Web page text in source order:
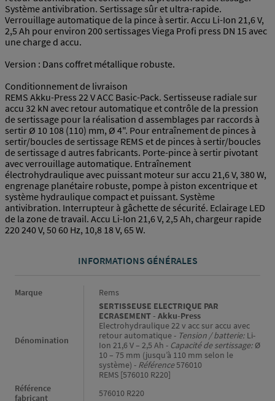
Système antivibration. Sertissage sûr et ultra-rapide.
Verrouillage automatique de la pince à sertir. Accu Li-Ion 21,6 V,
2,5 Ah pour environ 200 sertissages Viega Profi press DN 15 avec
une charge d accu.
Version : Dans coffret métallique robuste.
Conditionnement de livraison
REMS Akku-Press 22 V ACC Basic-Pack. Sertisseuse radiale sur
accu 32 kN avec retour automatique et contrôle de la pression
de sertissage pour la réalisation d assemblages par raccords à
sertir Ø 10 108 (110) mm, Ø 4". Pour entraînement de pinces à
sertir/boucles de sertissage REMS et de pinces à sertir/boucles
de sertissage d autres fabricants. Porte-pince à sertir pivotant
avec verrouillage automatique. Entraînement
électrohydraulique avec puissant moteur sur accu 21,6 V, 380 W,
engrenage planétaire robuste, pompe à piston excentrique et
système hydraulique compact et puissant. Système
antivibration. Interrupteur à gâchette de sécurité. Eclairage LED
de la zone de travail. Accu Li-Ion 21,6 V, 2,5 Ah, chargeur rapide
220 240 V, 50 60 Hz, 10,8 18 V, 65 W.
INFORMATIONS GÉNÉRALES
Informations générales
Marque Rems
Dénomination
SERTISSEUSE ELECTRIQUE PAR
ECRASEMENT - Akku-Press
Electrohydraulique 22 v acc sur accu avec
retour automatique - Tension / batterie: Li-
Ion 21,6 V – 2,5 Ah - Capacité de sertissage: Ø
10 – 75 mm (jusqu’à 110 mm selon le
système) - Référence576010
REMS [576010 R220]
Référence
fabricant
576010 R220